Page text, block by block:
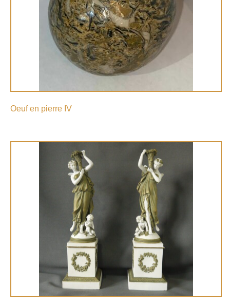
Oeuf en pierre IV